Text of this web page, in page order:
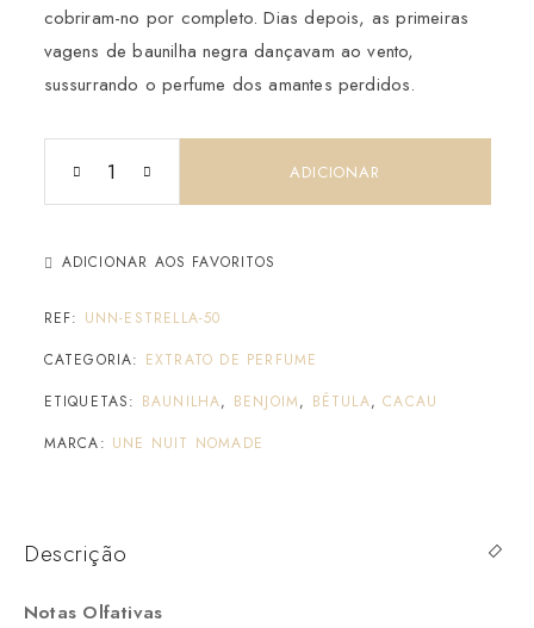
cobriram-no por completo. Dias depois, as primeiras
vagens de baunilha negra dançavam ao vento,
sussurrando o perfume dos amantes perdidos.
ADICIONAR
ADICIONAR AOS FAVORITOS
REF: UNN-ESTRELLA-50
CATEGORIA: EXTRATO DE PERFUME
ETIQUETAS: BAUNILHA, BENJOIM, BÉTULA,CACAU
MARCA: UNE NUIT NOMADE
Descrição
Notas Olfativas